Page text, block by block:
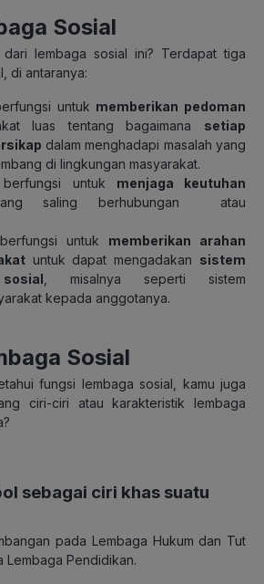
Sosial
lembaga sosial ini? Terdapat tiga
di antaranya:
untuk memberikan pedoman
luas tentang bagaimana setiap
dalam menghadapi masalah yang
di lingkungan masyarakat.
untuk menjaga keutuhan
saling berhubungan atau
untuk memberikan arahan
untuk dapat mengadakan sistem
, misalnya seperti sistem
kepada anggotanya.
Sosial
fungsi lembaga sosial, kamu juga
ciri-ciri atau karakteristik lembaga
sebagai ciri khas suatu
pada Lembaga Hukum dan Tut
Lembaga Pendidikan.